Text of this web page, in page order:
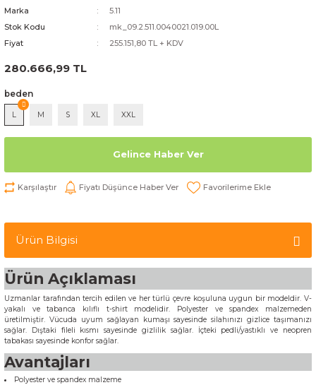
Marka
5.11
Stok Kodu
mk_09.2.511.0040021.019.00L
Fiyat
255.151,80 TL + KDV
280.666,99 TL
beden
L M S XL XXL
Gelince Haber Ver
Karşılaştır Fiyatı Düşünce Haber Ver
Ürün Bilgisi
Ürün Açıklaması
Uzmanlar tarafından tercih edilen ve her türlü çevre koşuluna uygun bir modeldir. V-
yakalı ve tabanca kılıflı t-shirt modelidir. Polyester ve spandex malzemeden
üretilmiştir. Vücuda uyum sağlayan kumaşı sayesinde silahınızı gizlice taşımanızı
sağlar. Dıştaki fileli kısmı sayesinde gizlilik sağlar. İçteki pedli/yastıklı ve neopren
tabakası sayesinde konfor sağlar.
Avantajları
Polyester ve spandex malzeme